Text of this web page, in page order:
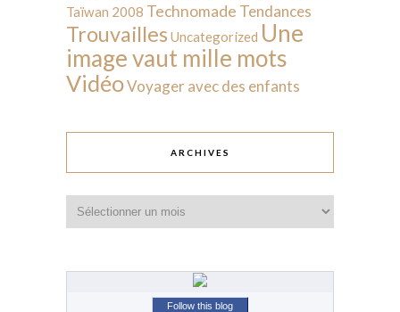
Taïwan 2008 Technomade Tendances
Trouvailles Uncategorized Une
image vaut mille mots
VidéoVoyager avec des enfants
ARCHIVES
Follow this blog